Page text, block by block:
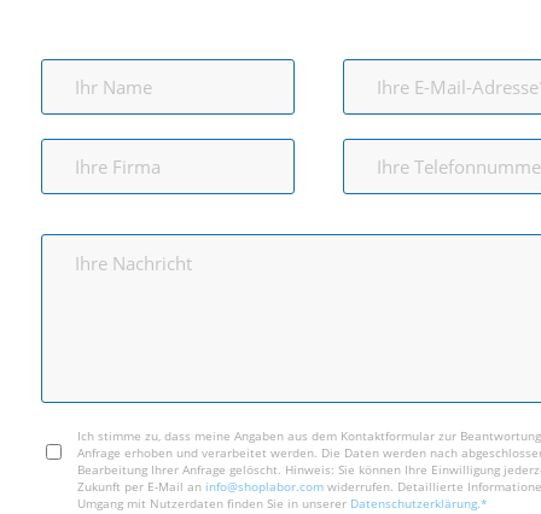
Ich stimme zu, dass meine Angaben aus dem Kontaktformular zur
Anfrage erhoben und verarbeitet werden. Die Daten werden nach
Bearbeitung Ihrer Anfrage gelöscht. Hinweis: Sie können Ihre Einwilligung
Zukunft per E-Mail an info@shoplabor.comwiderrufen. Detaillierte
Umgang mit Nutzerdaten finden Sie in unserer Datenschutzerklärung.*